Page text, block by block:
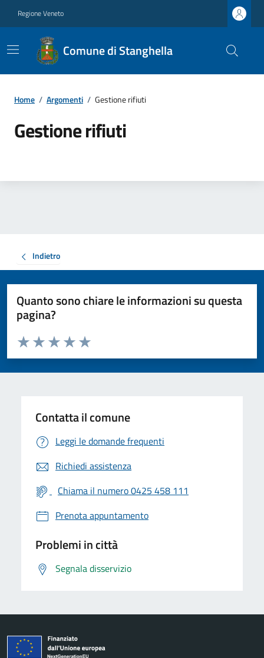
Regione Veneto
Comune di Stanghella
Home / Argomenti / Gestione rifiuti
Gestione rifiuti
Indietro
Quanto sono chiare le informazioni su questa
pagina?
Valuta da 1 a 5 stelle la pagina
Valuta 5 stelle su 5
Valuta 4 stelle su 5
Valuta 3 stelle su 5
Valuta 2 stelle su 5
Valuta 1 stelle su 5
Contatta il comune
Leggi le domande frequenti
Richiedi assistenza
Chiama il numero 0425 458 111
Prenota appuntamento
Problemi in città
Segnala disservizio